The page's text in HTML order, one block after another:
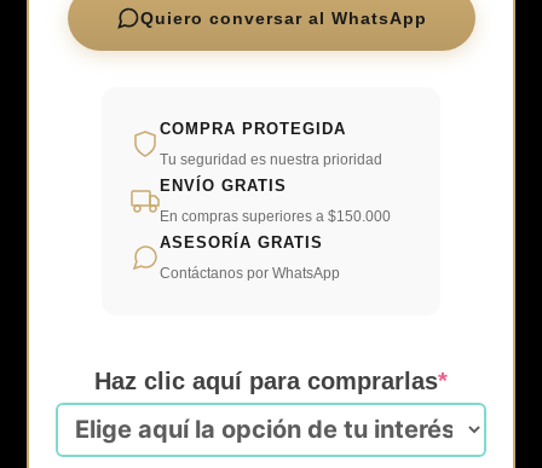
Quiero conversar al WhatsApp
COMPRA PROTEGIDA
Tu seguridad es nuestra prioridad
ENVÍO GRATIS
En compras superiores a $150.000
ASESORÍA GRATIS
Contáctanos por WhatsApp
Haz clic aquí para comprarlas*